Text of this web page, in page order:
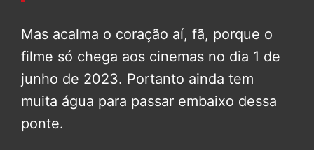
Mas acalma o coração aí, fã, porque o
filme só chega aos cinemas no dia 1 de
junho de 2023. Portanto ainda tem
muita água para passar embaixo dessa
ponte.